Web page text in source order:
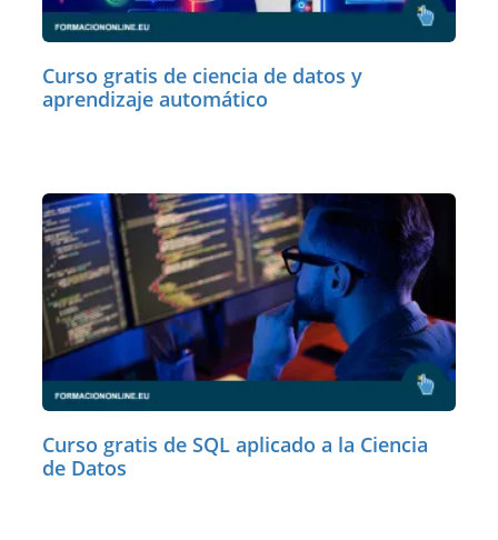
Curso gratis de ciencia de datos y
aprendizaje automático
Curso gratis de SQL aplicado a la Ciencia
de Datos